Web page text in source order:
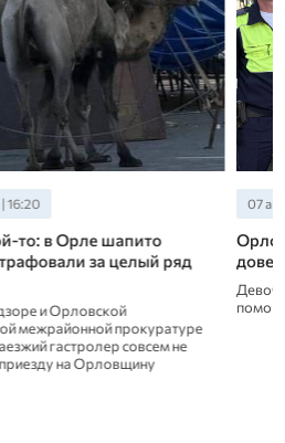
шапито
целый ряд
прокуратуре
совсем не
07 августа 2026 |
Орловские
довезли
Девочке срочна